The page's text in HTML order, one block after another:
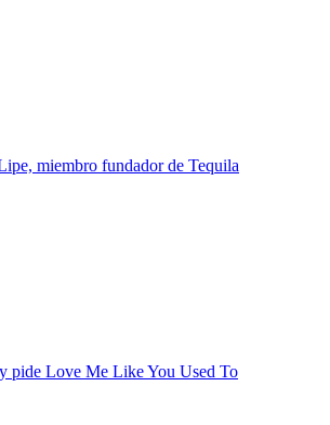
miembro fundador de Tequila
pide Love Me Like You Used To